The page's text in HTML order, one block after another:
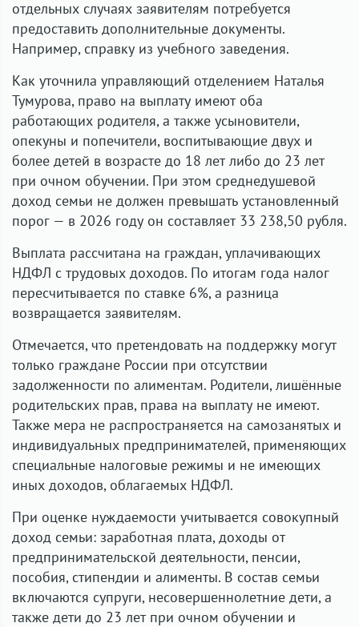
отдельных случаях заявителям потребуется
предоставить дополнительные документы.
Например, справку из учебного заведения.
Как уточнила управляющий отделением Наталья
Тумурова, право на выплату имеют оба
работающих родителя, а также усыновители,
опекуны и попечители, воспитывающие двух и
более детей в возрасте до 18 лет либо до 23 лет
при очном обучении. При этом среднедушевой
доход семьи не должен превышать установленный
порог — в 2026 году он составляет 33 238,50 рубля.
Выплата рассчитана на граждан, уплачивающих
НДФЛ с трудовых доходов. По итогам года налог
пересчитывается по ставке 6%, а разница
возвращается заявителям.
Отмечается, что претендовать на поддержку могут
только граждане России при отсутствии
задолженности по алиментам. Родители, лишённые
родительских прав, права на выплату не имеют.
Также мера не распространяется на самозанятых и
индивидуальных предпринимателей, применяющих
специальные налоговые режимы и не имеющих
иных доходов, облагаемых НДФЛ.
При оценке нуждаемости учитывается совокупный
доход семьи: заработная плата, доходы от
предпринимательской деятельности, пенсии,
пособия, стипендии и алименты. В состав семьи
включаются супруги, несовершеннолетние дети, а
также дети до 23 лет при очном обучении и